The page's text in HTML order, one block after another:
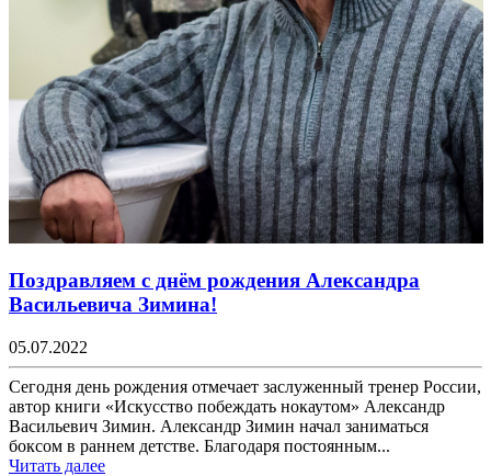
Поздравляем с днём рождения Александра
Васильевича Зимина!
05.07.2022
Сегодня день рождения отмечает заслуженный тренер России,
автор книги «Искусство побеждать нокаутом» Александр
Васильевич Зимин. Александр Зимин начал заниматься
боксом в раннем детстве. Благодаря постоянным...
Читать далее